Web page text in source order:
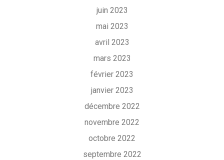
juin 2023
mai 2023
avril 2023
mars 2023
février 2023
janvier 2023
décembre 2022
novembre 2022
octobre 2022
septembre 2022